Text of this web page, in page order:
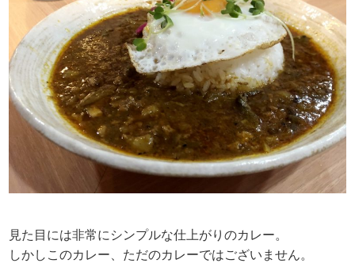
見た目には非常にシンプルな仕上がりのカレー。
しかしこのカレー、ただのカレーではございません。